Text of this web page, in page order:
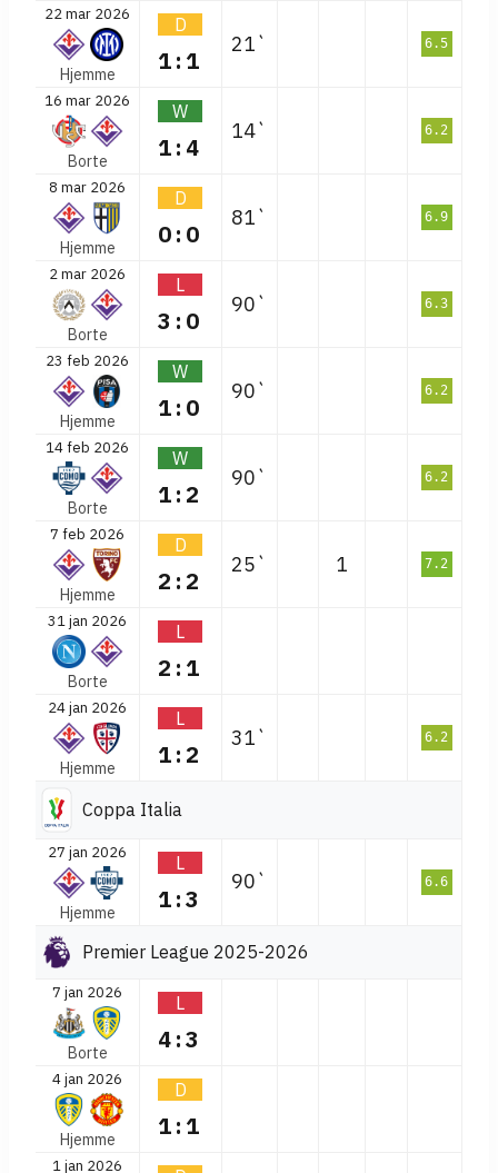
22 mar 2026
Hjemme
D
1:1
21` 6.5
16 mar 2026
Borte
W
1:4
14` 6.2
8 mar 2026
Hjemme
D
0:0
81` 6.9
2 mar 2026
Borte
L
3:0
90` 6.3
23 feb 2026
Hjemme
W
1:0
90` 6.2
14 feb 2026
Borte
W
1:2
90` 6.2
7 feb 2026
Hjemme
D
2:2
25` 1 7.2
31 jan 2026
Borte
L
2:1
24 jan 2026
Hjemme
L
1:2
31` 6.2
Coppa Italia
27 jan 2026
Hjemme
L
1:3
90` 6.6
Premier League 2025-2026
7 jan 2026
Borte
L
4:3
4 jan 2026
Hjemme
D
1:1
1 jan 2026